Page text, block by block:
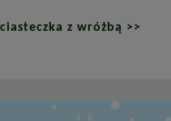
ciasteczka z wróżbą >>